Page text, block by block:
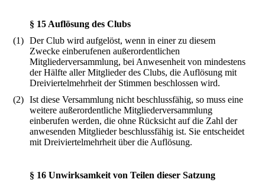
§ 15 Auflösung des Clubs
(1)
Der Club wird aufgelöst, wenn in einer zu diesem
Zwecke einberufenen außerordentlichen
Mitgliederversammlung, bei Anwesenheit von mindestens
der Hälfte aller Mitglieder des Clubs, die Auflösung mit
Dreiviertelmehrheit der Stimmen beschlossen wird.
(2)
Ist diese Versammlung nicht beschlussfähig, so muss eine
weitere außerordentliche Mitgliederversammlung
einberufen werden, die ohne Rücksicht auf die Zahl der
anwesenden Mitglieder beschlussfähig ist. Sie entscheidet
mit Dreiviertelmehrheit über die Auflösung.
§ 16 Unwirksamkeit von Teilen dieser Satzung